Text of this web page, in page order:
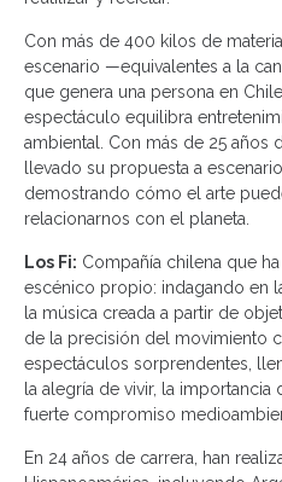
Con más de 400 kilos de
escenario —equivalentes a la
que genera una persona en
espectáculo equilibra
ambiental. Con más de 25 años
llevado su propuesta a
demostrando cómo el arte
relacionarnos con el planeta.
Los Fi: Compañía chilena que
escénico propio: indagando en
la música creada a partir de
de la precisión del movimiento
espectáculos sorprendentes,
la alegría de vivir, la
fuerte compromiso
En 24 años de carrera, han